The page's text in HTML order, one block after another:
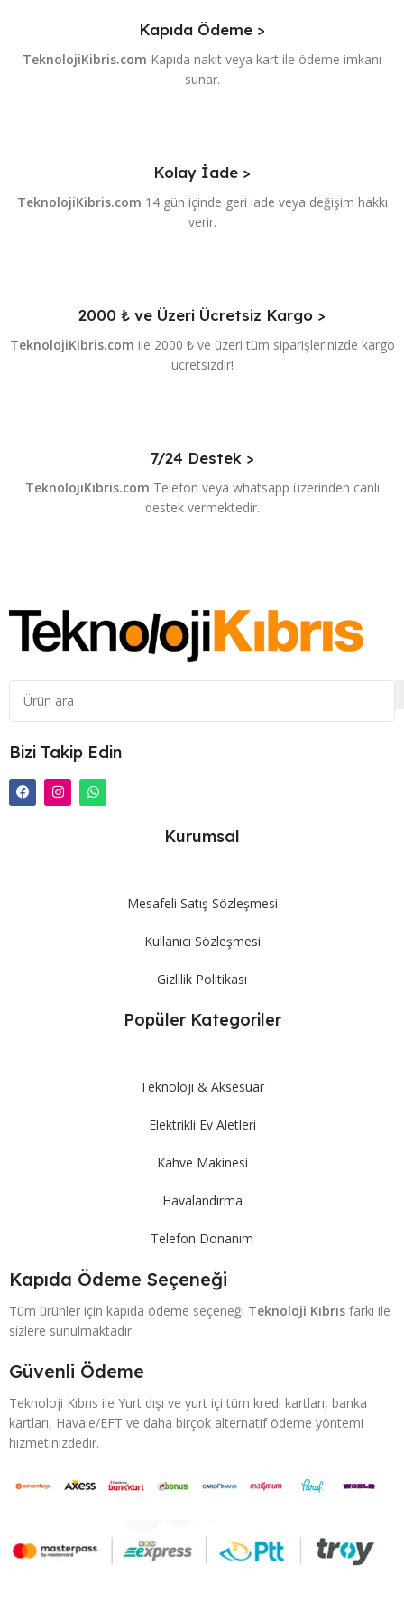
Kapıda Ödeme >
TeknolojiKibris.com Kapıda nakit veya kart ile ödeme imkanı
sunar.
Kolay İade >
TeknolojiKibris.com 14 gün içinde geri iade veya değişim hakkı
verir.
2000 ₺ ve Üzeri Ücretsiz Kargo >
TeknolojiKibris.com ile 2000 ₺ ve üzeri tüm siparişlerinizde kargo
ücretsizdir!
7/24 Destek >
TeknolojiKibris.com Telefon veya whatsapp üzerinden canlı
destek vermektedir.
Bizi Takip Edin
Kurumsal
Mesafeli Satış Sözleşmesi
Kullanıcı Sözleşmesi
Gizlilik Politikası
Popüler Kategoriler
Teknoloji & Aksesuar
Elektrikli Ev Aletleri
Kahve Makinesi
Havalandırma
Telefon Donanım
Kapıda Ödeme Seçeneği
Tüm ürünler için kapıda ödeme seçeneği Teknoloji Kıbrıs farkı ile
sizlere sunulmaktadır.
Güvenli Ödeme
Teknoloji Kıbrıs ile Yurt dışı ve yurt içi tüm kredi kartları, banka
kartları, Havale/EFT ve daha birçok alternatif ödeme yöntemi
hizmetinizdedir.